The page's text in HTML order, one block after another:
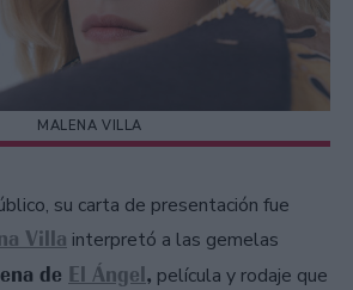
MALENA VILLA
su carta de presentación fue
Villa interpretó a las gemelas
de El Ángel, película y rodaje que